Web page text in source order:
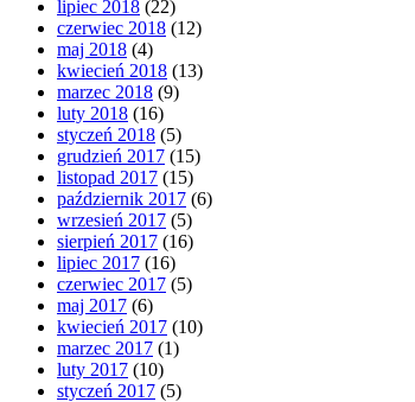
lipiec 2018 (22)
czerwiec 2018 (12)
maj 2018 (4)
kwiecień 2018 (13)
marzec 2018 (9)
luty 2018 (16)
styczeń 2018 (5)
grudzień 2017 (15)
listopad 2017 (15)
październik 2017 (6)
wrzesień 2017 (5)
sierpień 2017 (16)
lipiec 2017 (16)
czerwiec 2017 (5)
maj 2017 (6)
kwiecień 2017 (10)
marzec 2017 (1)
luty 2017 (10)
styczeń 2017 (5)